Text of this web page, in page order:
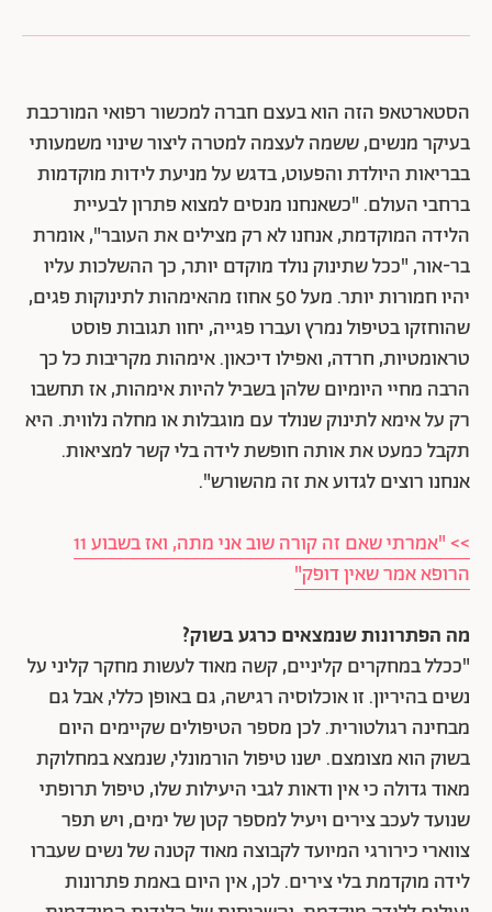
הסטארטאפ הזה הוא בעצם חברה למכשור רפואי המורכבת
בעיקר מנשים, ששמה לעצמה למטרה ליצור שינוי משמעותי
בבריאות היולדת והפעוט, בדגש על מניעת לידות מוקדמות
ברחבי העולם. "כשאנחנו מנסים למצוא פתרון לבעיית
הלידה המוקדמת, אנחנו לא רק מצילים את העובר", אומרת
בר-אור, "ככל שתינוק נולד מוקדם יותר, כך ההשלכות עליו
יהיו חמורות יותר. מעל 50 אחוז מהאימהות לתינוקות פגים,
שהוחזקו בטיפול נמרץ ועברו פגייה, יחוו תגובות פוסט
טראומטיות, חרדה, ואפילו דיכאון. אימהות מקריבות כל כך
הרבה מחיי היומיום שלהן בשביל להיות אימהות, אז תחשבו
רק על אימא לתינוק שנולד עם מוגבלות או מחלה נלווית. היא
תקבל כמעט את אותה חופשת לידה בלי קשר למציאות.
אנחנו רוצים לגדוע את זה מהשורש".
>> "אמרתי שאם זה קורה שוב אני מתה, ואז בשבוע 11
הרופא אמר שאין דופק"
מה הפתרונות שנמצאים כרגע בשוק?
"ככלל במחקרים קליניים, קשה מאוד לעשות מחקר קליני על
נשים בהיריון. זו אוכלוסיה רגישה, גם באופן כללי, אבל גם
מבחינה רגולטורית. לכן מספר הטיפולים שקיימים היום
בשוק הוא מצומצם. ישנו טיפול הורמונלי, שנמצא במחלוקת
מאוד גדולה כי אין ודאות לגבי היעילות שלו, טיפול תרופתי
שנועד לעכב צירים ויעיל למספר קטן של ימים, ויש תפר
צווארי כירורגי המיועד לקבוצה מאוד קטנה של נשים שעברו
לידה מוקדמת בלי צירים. לכן, אין היום באמת פתרונות